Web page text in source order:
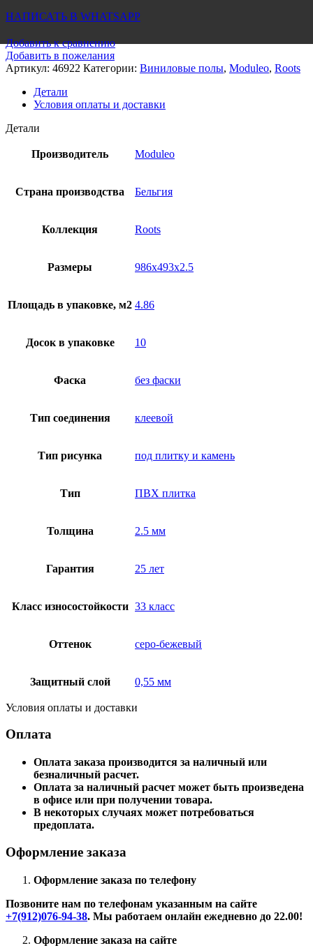
НАПИСАТЬ В WHATSAPP
Добавить к сравнению
Добавить в пожелания
Артикул: 46922 Категории: Виниловые полы, Moduleo, Roots
Детали
Условия оплаты и доставки
Детали
Производитель Moduleo
Страна производства Бельгия
Коллекция Roots
Размеры 986x493x2.5
Площадь в упаковке, м2 4.86
Досок в упаковке 10
Фаска без фаски
Тип соединения клеевой
Тип рисунка под плитку и камень
Тип ПВХ плитка
Толщина 2.5 мм
Гарантия 25 лет
Класс износостойкости 33 класс
Оттенок серо-бежевый
Защитный слой 0,55 мм
Условия оплаты и доставки
Оплата
Оплата заказа производится за наличный или
безналичный расчет.
Оплата за наличный расчет может быть произведена
в офисе или при получении товара.
В некоторых случаях может потребоваться
предоплата.
Оформление заказа
Оформление заказа по телефону
Позвоните нам по телефонам указанным на сайте
+7(912)076-94-38. Мы работаем онлайн ежедневно до 22.00!
Оформление заказа на сайте